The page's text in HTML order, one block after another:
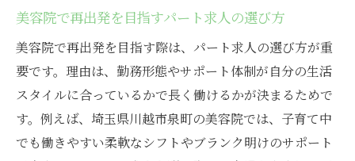
美容院で再出発を目指すパート求人の選び方
美容院で再出発を目指す際は、パート求人の選び方が重
要です。理由は、勤務形態やサポート体制が自分の生活
スタイルに合っているかで長く働けるかが決まるためで
す。例えば、埼玉県川越市泉町の美容院では、子育て中
でも働きやすい柔軟なシフトやブランク明けのサポート